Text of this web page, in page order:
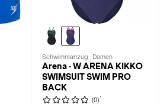
Schwimmanzug · Damen
Arena · W ARENA KIKKO
SWIMSUIT SWIM PRO
BACK
(0) 1